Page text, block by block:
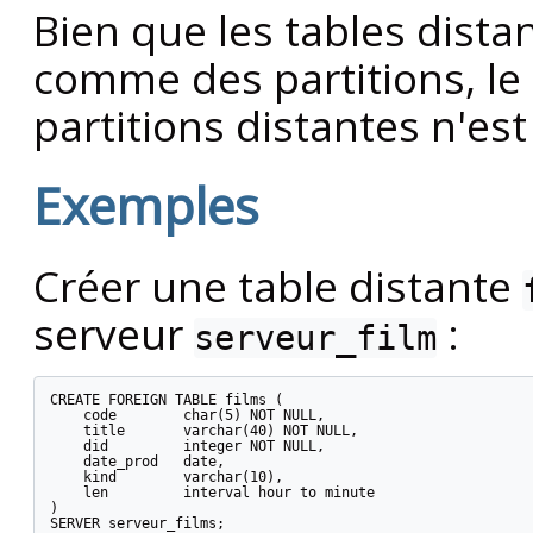
Bien que les tables
comme des partitions,
partitions distantes
Exemples
Créer une table distante
serveur serveur_film :
CREATE FOREIGN TABLE films (
    code        char(5) NOT NULL,
    title       varchar(40) NOT NULL,
    did         integer NOT NULL,
    date_prod   date,
    kind        varchar(10),
    len         interval hour to minute
)
SERVER serveur_films;